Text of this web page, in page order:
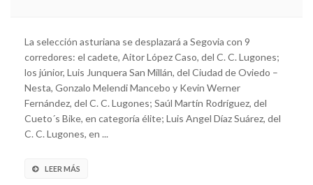
La selección asturiana se desplazará a Segovia con 9
corredores: el cadete, Aitor López Caso, del C. C. Lugones;
los júnior, Luis Junquera San Millán, del Ciudad de Oviedo –
Nesta, Gonzalo Melendi Mancebo y Kevin Werner
Fernández, del C. C. Lugones; Saúl Martín Rodríguez, del
Cueto´s Bike, en categoría élite; Luis Angel Díaz Suárez, del
C. C. Lugones, en ...
LEER MÁS